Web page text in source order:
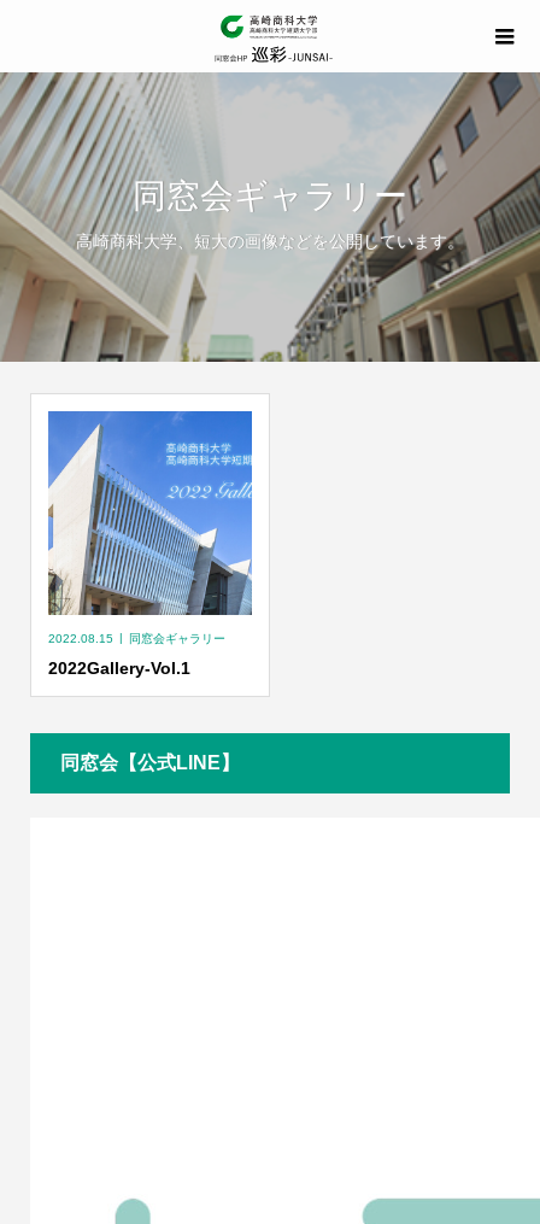
同窓会ギャラリー
高崎商科大学、短大の画像などを公開しています。
2022.08.15 同窓会ギャラリー
2022Gallery-Vol.1
同窓会【公式LINE】